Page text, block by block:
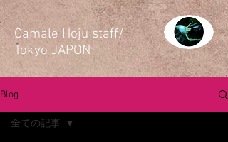
​Camale Hoju staff/
Tokyo JAPON
Blog
全ての記事